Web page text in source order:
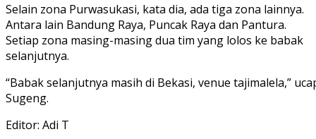
Selain zona Purwasukasi, kata dia, ada tiga zona lainnya.
Antara lain Bandung Raya, Puncak Raya dan Pantura.
Setiap zona masing-masing dua tim yang lolos ke babak
selanjutnya.
“Babak selanjutnya masih di Bekasi, venue tajimalela,”
Sugeng.
Editor: Adi T